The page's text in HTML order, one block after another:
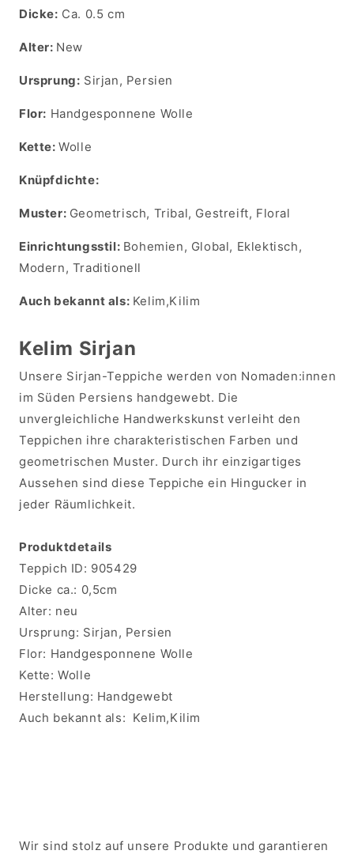
Dicke: Ca. 0.5 cm
Alter: New
Ursprung: Sirjan, Persien
Flor: Handgesponnene Wolle
Kette:Wolle
Knüpfdichte:
Muster: Geometrisch, Tribal, Gestreift, Floral
Einrichtungsstil: Bohemien, Global, Eklektisch,
Modern, Traditionell
Auch bekannt als: Kelim,Kilim
Kelim Sirjan
Unsere Sirjan-Teppiche werden von Nomaden:innen
im Süden Persiens handgewebt. Die
unvergleichliche Handwerkskunst verleiht den
Teppichen ihre charakteristischen Farben und
geometrischen Muster. Durch ihr einzigartiges
Aussehen sind diese Teppiche ein Hingucker in
jeder Räumlichkeit.
Produktdetails
Teppich ID: 905429
Dicke ca.: 0,5cm
Alter: neu
Ursprung: Sirjan, Persien
Flor: Handgesponnene Wolle
Kette: Wolle
Herstellung: Handgewebt
Auch bekannt als: Kelim,Kilim
Wir sind stolz auf unsere Produkte und garantieren